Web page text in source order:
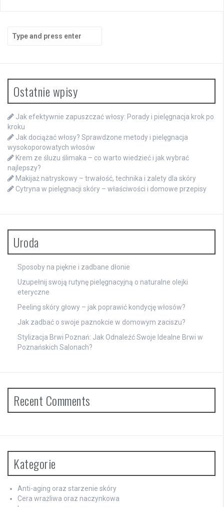
for:
Ostatnie wpisy
Jak efektywnie zapuszczać włosy: Porady i pielęgnacja krok po
kroku
Jak dociążać włosy? Sprawdzone metody i pielęgnacja
wysokoporowatych włosów
Krem ze śluzu ślimaka – co warto wiedzieć i jak wybrać
najlepszy?
Makijaż natryskowy – trwałość, technika i zalety dla skóry
Cytryna w pielęgnacji skóry – właściwości i domowe przepisy
Uroda
Sposoby na piękne i zadbane dłonie
Uzupełnij swoją rutynę pielęgnacyjną o naturalne olejki
eteryczne
Peeling skóry głowy – jak poprawić kondycję włosów?
Jak zadbać o swoje paznokcie w domowym zaciszu?
Stylizacja Brwi Poznań: Jak Odnaleźć Swoje Idealne Brwi w
Poznańskich Salonach?
Recent Comments
Kategorie
Anti-aging oraz starzenie skóry
Cera wrażliwa oraz naczynkowa